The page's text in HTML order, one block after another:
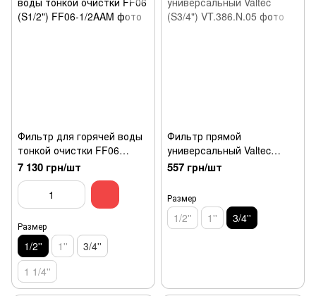
Фильтр для горячей воды
тонкой очистки FF06
(S1/2")
7 130 грн/шт
Размер
1/2'' 1''
3/4''
1 1/4''
Фильтр прямой
универсальный Valtec
(S3/4")
557 грн/шт
Размер
1/2'' 1'' 3/4''